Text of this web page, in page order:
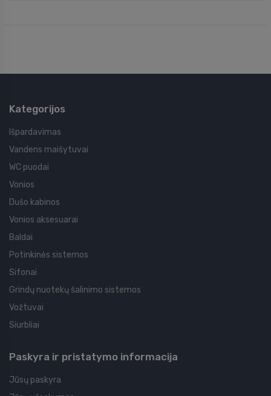
Kategorijos
Išpardavimas
Vandens maišytuvai
WC puodai
Vonios
Dušo kabinos
Vonios aksesuarai
Baldai
Potinkinės sistemos
Sifonai
Grindų nuotekų šalinimo sistemos
Vožtuvai
Siurbliai
Paskyra ir pristatymo informacija
Jūsų paskyra